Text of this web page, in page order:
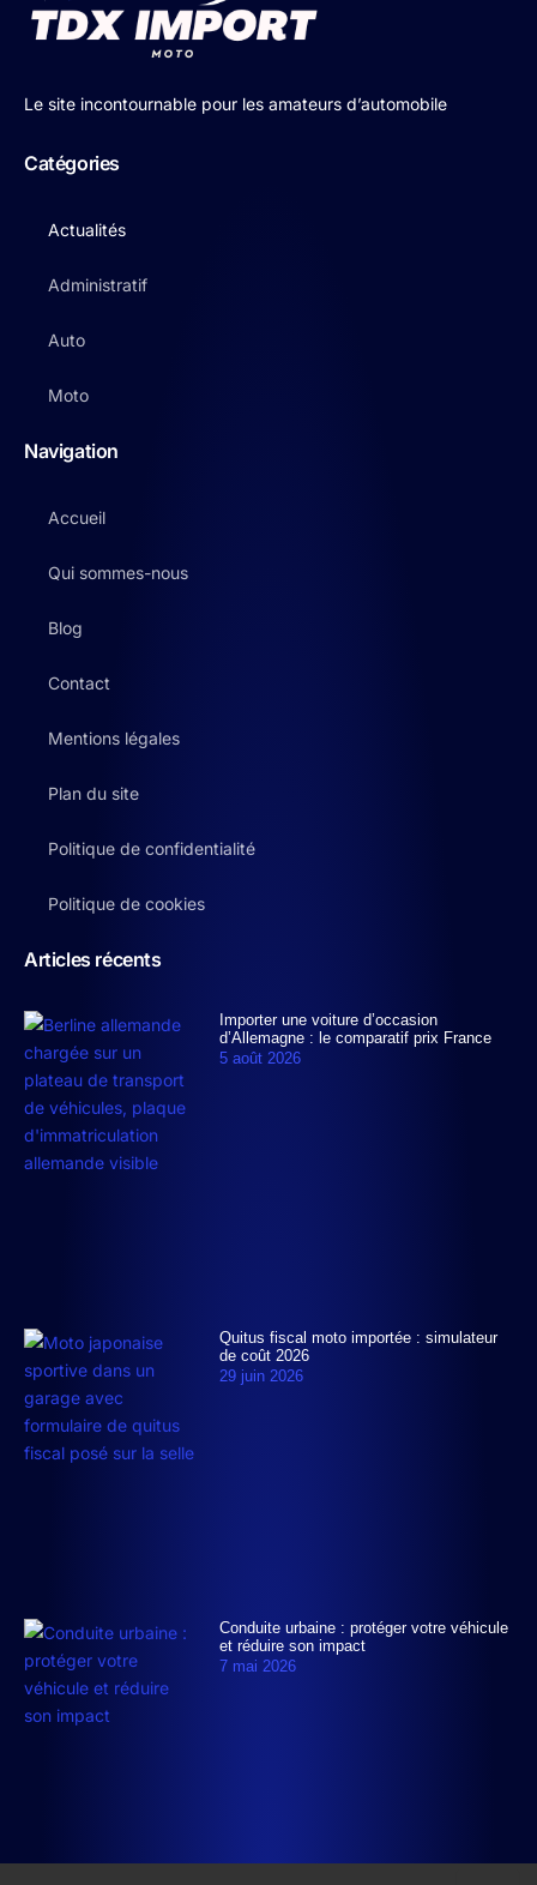
Le site incontournable pour les amateurs d’automobile
Catégories
Actualités
Administratif
Auto
Moto
Navigation
Accueil
Qui sommes-nous
Blog
Contact
Mentions légales
Plan du site
Politique de confidentialité
Politique de cookies
Articles récents
Importer une voiture d’occasion
d’Allemagne : le comparatif prix France
5 août 2026
Quitus fiscal moto importée : simulateur
de coût 2026
29 juin 2026
Conduite urbaine : protéger votre véhicule
et réduire son impact
7 mai 2026